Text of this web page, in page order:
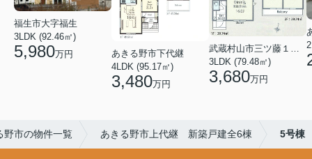
福生市大字福生
3LDK (92.46㎡)
5,980万円
あきる野市下代継
4LDK (95.17㎡)
3,480万円
3LDK (79.48㎡)
3,680万円
野市の物件一覧 あきる野市上代継 新築戸建全6棟 5号棟